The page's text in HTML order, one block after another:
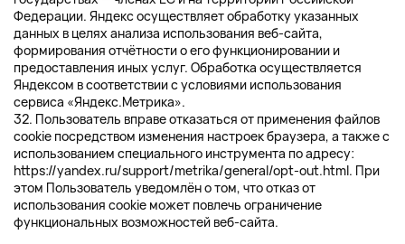
Федерации. Яндекс осуществляет обработку указанных
данных в целях анализа использования веб-сайта,
формирования отчётности о его функционировании и
предоставления иных услуг. Обработка осуществляется
Яндексом в соответствии с условиями использования
сервиса «Яндекс.Метрика».
32. Пользователь вправе отказаться от применения файлов
cookie посредством изменения настроек браузера, а также с
использованием специального инструмента по адресу:
https://yandex.ru/support/metrika/general/opt-out.html. При
этом Пользователь уведомлён о том, что отказ от
использования cookie может повлечь ограничение
функциональных возможностей веб-сайта.